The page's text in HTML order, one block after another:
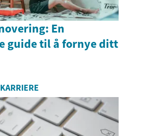
En
guide til å fornye ditt